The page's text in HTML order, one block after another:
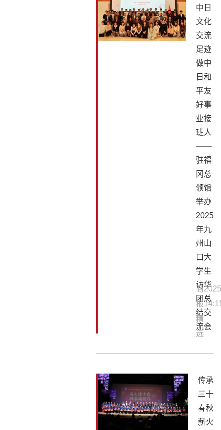
中日
文化
交流
足迹
做中
日和
平友
好事
业接
班人
——
驻福
冈总
领馆
举办
2025
年九
州山
口大
学生
访华
团总
结交
流会
商
报
精
选
传承
三十
春秋
薪火